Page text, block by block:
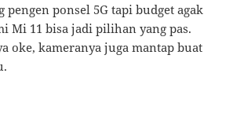
pengen ponsel 5G tapi budget agak
Mi 11 bisa jadi pilihan yang pas.
oke, kameranya juga mantap buat